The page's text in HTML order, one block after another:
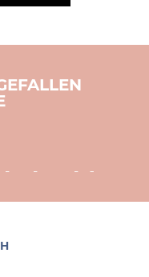
leicht